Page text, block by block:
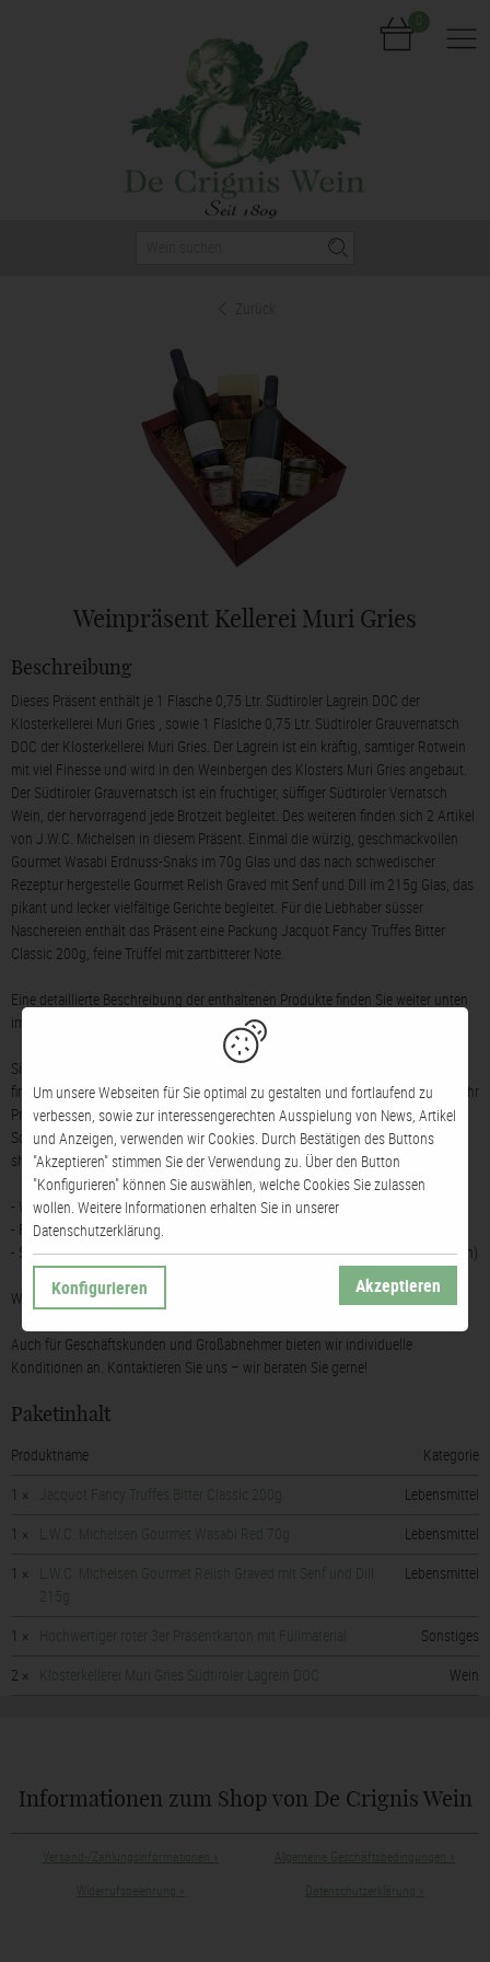
Zurück
Weinpräsent Kellerei Muri Gries
Beschreibung
Dieses Präsent enthält je 1 Flasche 0,75 Ltr. Südtiroler Lagrein DOC der
Klosterkellerei Muri Gries , sowie 1 Flaslche 0,75 Ltr. Südtiroler Grauvernatsch
DOC der Klosterkellerei Muri Gries. Der Lagrein ist ein kräftig, samtiger Rotwein
mit viel Finesse und wird in den Weinbergen des Klosters Muri Gries angebaut.
Der Südtiroler Grauvernatsch ist ein fruchtiger, süffiger Südtiroler Vernatsch
Wein, der hervorragend jede Brotzeit begleitet. Des weiteren finden sich 2 Artikel
von J.W.C. Michelsen in diesem Präsent. Einmal die würzig, geschmackvollen
Gourmet Wasabi Erdnuss-Snaks im 70g Glas und das nach schwedischer
Rezeptur hergestelle Gourmet Relish Graved mit Senf und Dill im 215g Glas, das
pikant und lecker vielfältige Gerichte begleitet. Für die Liebhaber süsser
Naschereien enthält das Präsent eine Packung Jacquot Fancy Truffes Bitter
Classic 200g, feine Trüffel mit zartbitterer Note.
Eine detaillierte Beschreibung der enthaltenen Produkte finden Sie weiter unten
im Reiter „Paketinhalt“.
Sie möchten ein individuelles Weinpräsent bei De Crignis Wein kaufen, aber
finden keine passende Kombination im Shop? Kein Problem! Gerne stellen wir Ihr
Präsent nach Wunsch zusammen – mit Ihren Lieblingsweinen und passender
Schokolade oder Gebäck. Schreiben Sie uns einfach eine E-Mail an
shop@decrignis-wein.de und nennen Sie:
- Wein und Flaschenanzahl (max. 3)
- Füllmaterialfarbe (schwarz, orange, grün, rot, Natur)
- Schokolade/Gebäck (nur in Kombination mit mind. 1 und max. 2 Weinflaschen)
Wir senden Ihnen gerne ein unverbindliches Angebot!
Auch für Geschäftskunden und Großabnehmer bieten wir individuelle
Konditionen an. Kontaktieren Sie uns – wir beraten Sie gerne!
Paketinhalt
Produktname
Kategorie
1 ×
Jacquot Fancy Truffes Bitter Classic 200g
Lebensmittel
1 ×
L.W.C. Michelsen Gourmet Wasabi Red 70g
Lebensmittel
1 ×
L.W.C. Michelsen Gourmet Relish Graved mit Senf und Dill
215g
Lebensmittel
1 × Hochwertiger roter 3er Präsentkarton mit Füllmaterial
Sonstiges
2 ×
Klosterkellerei Muri Gries Südtiroler Lagrein DOC Wein
Informationen zum Shop von De Crignis Wein
Versand-/Zahlungsinformationen Allgemeine Geschäftsbedingungen
Widerrufsbelehrung Datenschutzerklärung
Um unsere Webseiten für Sie optimal zu gestalten und fortlaufend zu
verbessen, sowie zur interessengerechten Ausspielung von News, Artikel
und Anzeigen, verwenden wir Cookies. Durch Bestätigen des Buttons
"Akzeptieren" stimmen Sie der Verwendung zu. Über den Button
"Konfigurieren" können Sie auswählen, welche Cookies Sie zulassen
wollen. Weitere Informationen erhalten Sie in unserer
Datenschutzerklärung.
Konfigurieren Akzeptieren